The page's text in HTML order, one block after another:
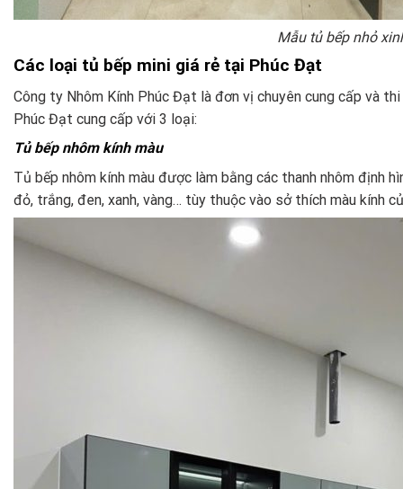
Mẫu tủ bếp nhỏ
Các loại tủ bếp mini giá rẻ tại Phúc Đạt
Công ty Nhôm Kính Phúc Đạt là đơn vị chuyên cung cấp và
Phúc Đạt cung cấp với 3 loại:
Tủ bếp nhôm kính màu
Tủ bếp nhôm kính màu được làm bằng các thanh nhôm định
đỏ, trắng, đen, xanh, vàng… tùy thuộc vào sở thích màu kính